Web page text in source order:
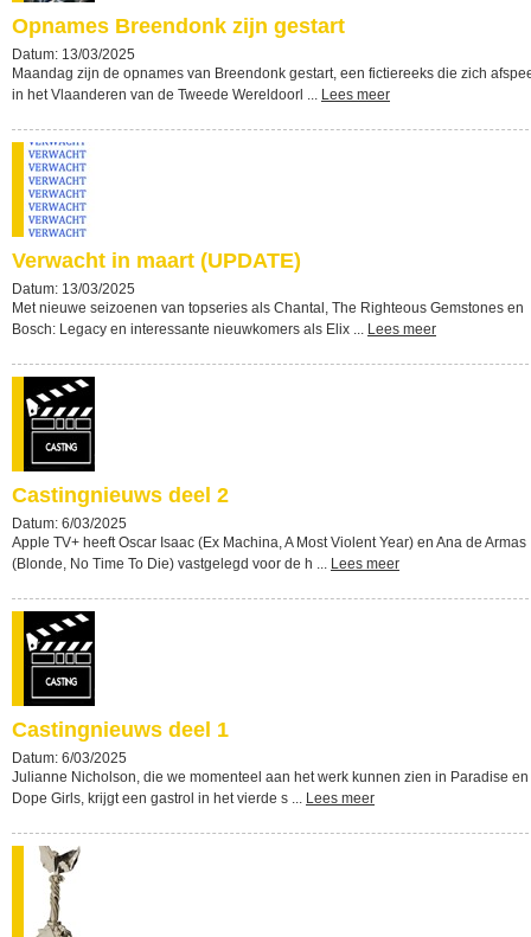
Opnames Breendonk zijn gestart
Datum: 13/03/2025
Maandag zijn de opnames van Breendonk gestart, een fictiereeks die zich
in het Vlaanderen van de Tweede Wereldoorl ... Lees meer
Verwacht in maart (UPDATE)
Datum: 13/03/2025
Met nieuwe seizoenen van topseries als Chantal, The Righteous Gemstones en
Bosch: Legacy en interessante nieuwkomers als Elix ... Lees meer
Castingnieuws deel 2
Datum: 6/03/2025
Apple TV+ heeft Oscar Isaac (Ex Machina, A Most Violent Year) en Ana de Armas
(Blonde, No Time To Die) vastgelegd voor de h ... Lees meer
Castingnieuws deel 1
Datum: 6/03/2025
Julianne Nicholson, die we momenteel aan het werk kunnen zien in Paradise en
Dope Girls, krijgt een gastrol in het vierde s ... Lees meer